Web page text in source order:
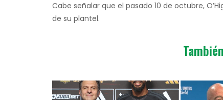
Cabe señalar que el pasado 10 de octubre,
de su plantel.